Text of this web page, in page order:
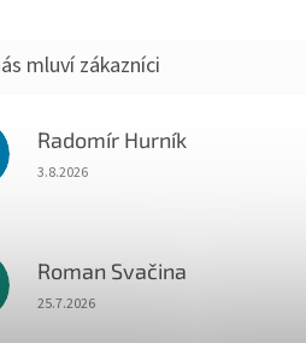
Radomír Hurník
Hodnocení obchodu je 5 z 5 hvězdiček.
3.8.2026
Roman Svačina
Hodnocení obchodu je 5 z 5 hvězdiček.
25.7.2026